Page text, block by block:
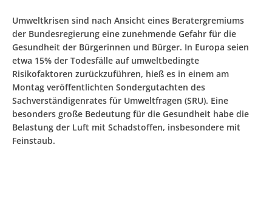
Umweltkrisen sind nach Ansicht eines Beratergremiums
der Bundesregierung eine zunehmende Gefahr für die
Gesundheit der Bürgerinnen und Bürger. In Europa seien
etwa 15% der Todesfälle auf umweltbedingte
Risikofaktoren zurückzuführen, hieß es in einem am
Montag veröffentlichten Sondergutachten des
Sachverständigenrates für Umweltfragen (SRU). Eine
besonders große Bedeutung für die Gesundheit habe die
Belastung der Luft mit Schadstoffen, insbesondere mit
Feinstaub.